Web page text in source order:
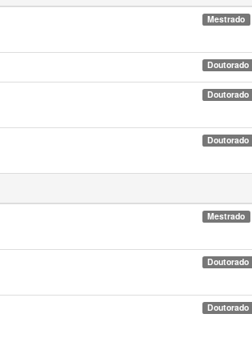
Mestrado
Doutorado
Doutorado
Doutorado
Mestrado
Doutorado
Doutorado